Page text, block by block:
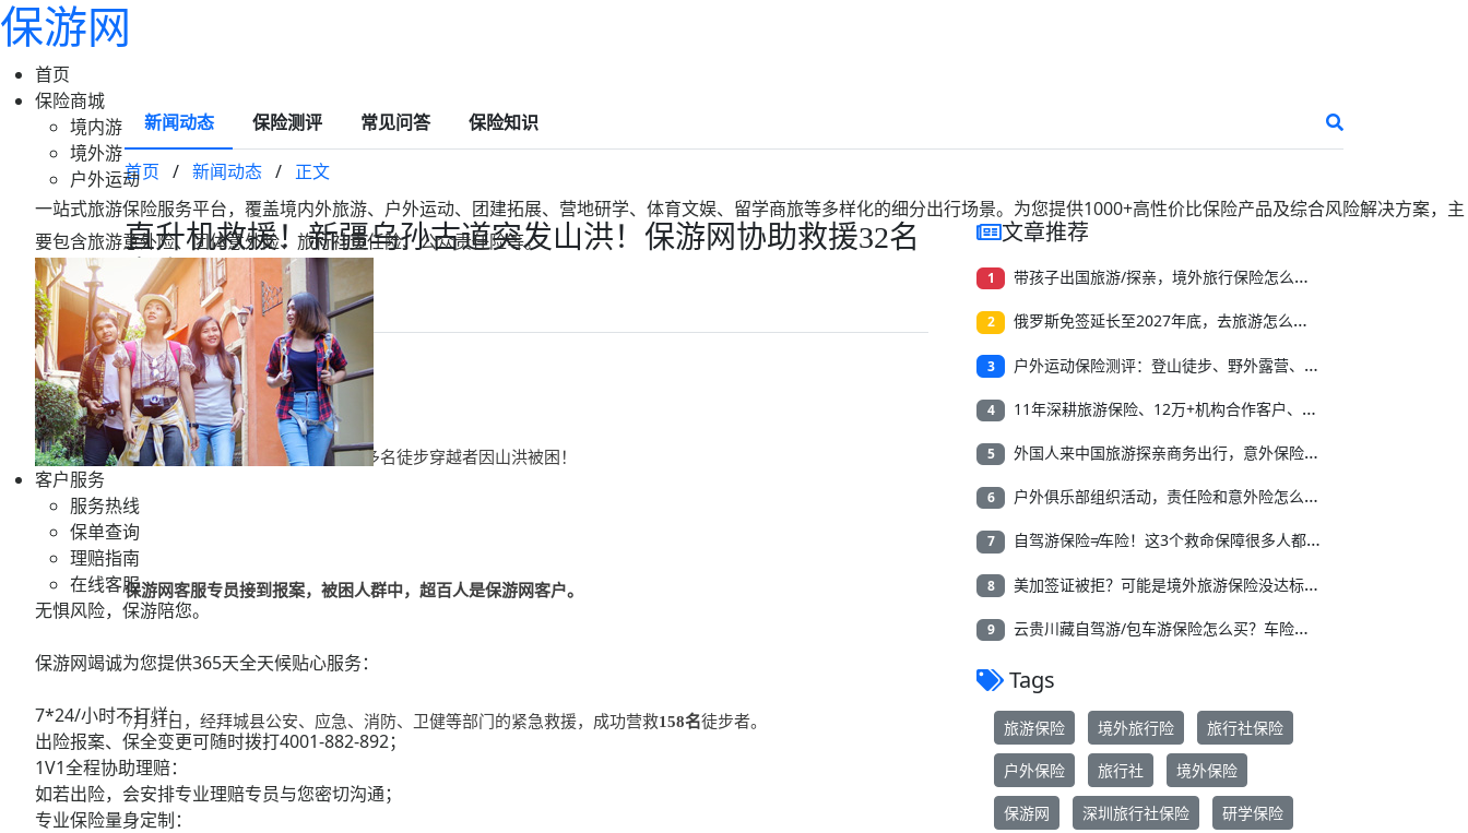
保游网
首页
保险商城
境内游
境外游
户外运动
一站式旅游保险服务平台，覆盖境内外旅游、户外运动、团建拓展、营地研学、体育文娱、留学商旅等多样化的细分出行场景。为您提供1000+高性价比保险产品及综合风险解决方案，主
要包含旅游意外险、团体意外险、旅行社责任险、公众责任险等。
客户服务
服务热线
保单查询
理赔指南
在线客服
无惧风险，保游陪您。
保游网竭诚为您提供365天全天候贴心服务：
7*24/小时不打烊：
出险报案、保全变更可随时拨打4001-882-892；
1V1全程协助理赔：
如若出险，会安排专业理赔专员与您密切沟通；
专业保险量身定制：
新闻动态 保险测评 常见问答 保险知识
首页 / 新闻动态 / 正文
直升机救援！新疆乌孙古道突发山洪！保游网协助救援32名
客户脱困！
2025-09-12 15:45 保游网
近日，新疆乌孙古道景区内，400多名徒步穿越者因山洪被困！
保游网客服专员接到报案，被困人群中，超百人是保游网客户。
7月31日，经拜城县公安、应急、消防、卫健等部门的紧急救援，成功营救158名徒步者。
文章推荐
1 带孩子出国旅游/探亲，境外旅行保险怎么买？收藏这篇就够了
2 俄罗斯免签延长至2027年底，去旅游怎么买境外旅行保险？
3 户外运动保险测评：登山徒步、野外露营、溯溪漂流怎么选？
4 11年深耕旅游保险、12万+机构合作客户、4.8亿元协赔：保游网11年做了什么？
5 外国人来中国旅游探亲商务出行，意外保险怎么买更省心？
6 户外俱乐部组织活动，责任险和意外险怎么选？
7 自驾游保险≠车险！这3个救命保障很多人都不知道！
8 美加签证被拒？可能是境外旅游保险没达标！2026北美旅游保险怎么选？
9 云贵川藏自驾游/包车游保险怎么买？车险、旅游险、自驾旅游保险一次讲清！
Tags
旅游保险 境外旅行险 旅行社保险
户外保险 旅行社 境外保险
保游网 深圳旅行社保险 研学保险